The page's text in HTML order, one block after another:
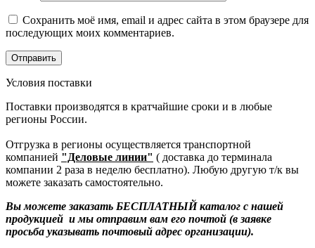
Сохранить моё имя, email и адрес сайта в этом браузере для
последующих моих комментариев.
Условия поставки
Поставки производятся в кратчайшие сроки и в любые
регионы России.
Отгрузка в регионы осуществляется транспортной
компанией "Деловые линии" ( доставка до терминала
компании 2 раза в неделю бесплатно). Любую другую т/к вы
можете заказать самостоятельно.
Вы можете заказать БЕСПЛАТНЫЙ каталог с нашей
продукцией и мы отправим вам его почтой (в заявке
просьба указывать почтовый адрес организации).